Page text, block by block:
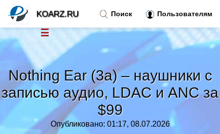
Nothing Ear (3a) – наушники с
записью аудио, LDAC и ANC за
$99
Опубликовано: 01:17, 08.07.2026
Поиск Пользователям
KOARZ.RU
☰
Новости
Тренды новостей»
»